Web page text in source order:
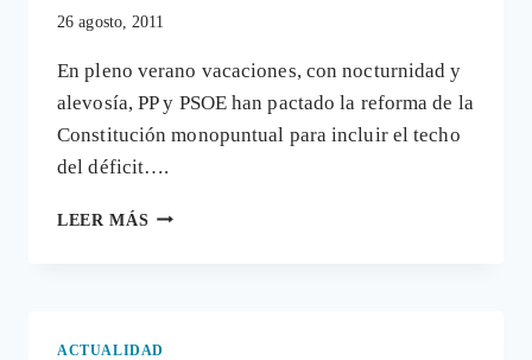
26 agosto, 2011
En pleno verano vacaciones, con nocturnidad y
alevosía, PP y PSOE han pactado la reforma de la
Constitución monopuntual para incluir el techo
del déficit….
LEER MÁS REFORMAR
ACTUALIDAD